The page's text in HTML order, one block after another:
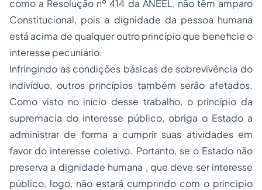
como a Resolução nº 414 da ANEEL, não têm amparo
Constitucional, pois a dignidade da pessoa humana
está acima de qualquer outro princípio que beneficie o
interesse pecuniário.
Infringindo as condições básicas de sobrevivência do
indivíduo, outros princípios também serão afetados.
Como visto no início desse trabalho, o princípio da
supremacia do interesse público, obriga o Estado a
administrar de forma a cumprir suas atividades em
favor do interesse coletivo. Portanto, se o Estado não
preserva a dignidade humana , que deve ser interesse
público, logo, não estará cumprindo com o principio